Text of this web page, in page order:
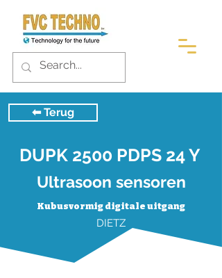
⬅︎ Terug
DUPK 2500 PDPS 24 Y
Ultrasoon sensoren
Kubusvormig digitale uitgang
DIETZ